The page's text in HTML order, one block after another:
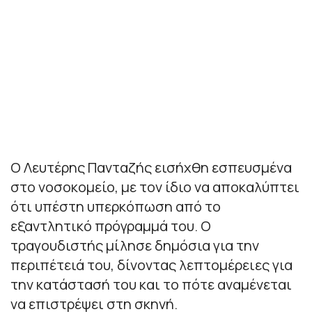
Ο Λευτέρης Πανταζής εισήχθη εσπευσμένα
στο νοσοκομείο, με τον ίδιο να αποκαλύπτει
ότι υπέστη υπερκόπωση από το
εξαντλητικό πρόγραμμά του. Ο
τραγουδιστής μίλησε δημόσια για την
περιπέτειά του, δίνοντας λεπτομέρειες για
την κατάστασή του και το πότε αναμένεται
να επιστρέψει στη σκηνή.